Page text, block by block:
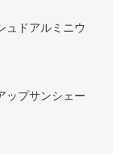
ュドアルミニウ
ップサンシェー